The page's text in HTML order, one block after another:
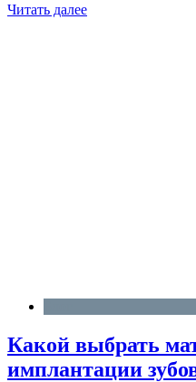
Читать далее
Какой выбрать
имплантации